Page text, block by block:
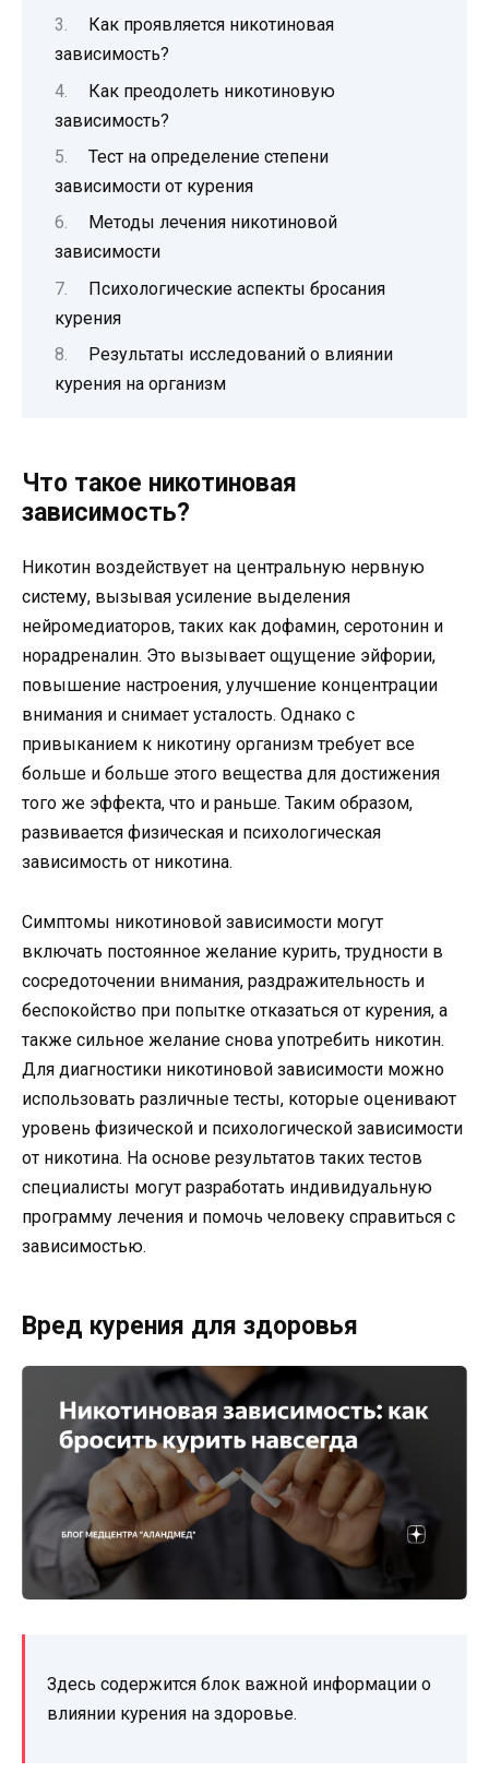
Как проявляется никотиновая
зависимость?
Как преодолеть никотиновую
зависимость?
Тест на определение степени
зависимости от курения
Методы лечения никотиновой
зависимости
Психологические аспекты бросания
курения
Результаты исследований о влиянии
курения на организм
Что такое никотиновая
зависимость?
Никотин воздействует на центральную нервную
систему, вызывая усиление выделения
нейромедиаторов, таких как дофамин, серотонин и
норадреналин. Это вызывает ощущение эйфории,
повышение настроения, улучшение концентрации
внимания и снимает усталость. Однако с
привыканием к никотину организм требует все
больше и больше этого вещества для достижения
того же эффекта, что и раньше. Таким образом,
развивается физическая и психологическая
зависимость от никотина.
Симптомы никотиновой зависимости могут
включать постоянное желание курить, трудности в
сосредоточении внимания, раздражительность и
беспокойство при попытке отказаться от курения, а
также сильное желание снова употребить никотин.
Для диагностики никотиновой зависимости можно
использовать различные тесты, которые оценивают
уровень физической и психологической зависимости
от никотина. На основе результатов таких тестов
специалисты могут разработать индивидуальную
программу лечения и помочь человеку справиться с
зависимостью.
Вред курения для здоровья
Здесь содержится блок важной информации о
влиянии курения на здоровье.